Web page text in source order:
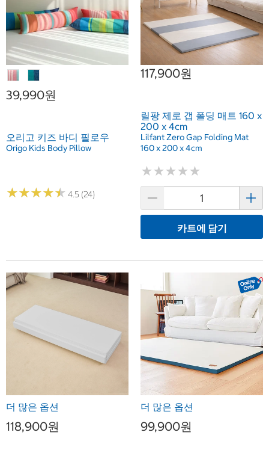
39,990원
오리고 키즈 바디 필로우
Origo Kids Body Pillow
★★★★★
★★★★★ 4.5 (24)
117,900원
릴팡 제로 갭 폴딩 매트 160 x
200 x 4cm
Lilfant Zero Gap Folding Mat
160 x 200 x 4cm
★★★★★
★★★★★
카트에 담기
더 많은 옵션
118,900원
더 많은 옵션
99,900원